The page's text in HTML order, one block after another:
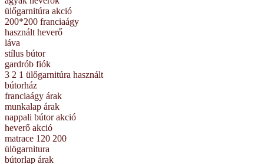
ülőgarnitúra akció
200*200 franciaágy
használt heverő
láva
stílus bútor
gardrób fiók
3 2 1 ülőgarnitúra használt
bútorház
franciaágy árak
munkalap árak
nappali bútor akció
heverő akció
matrace 120 200
ülögarnitura
bútorlap árak